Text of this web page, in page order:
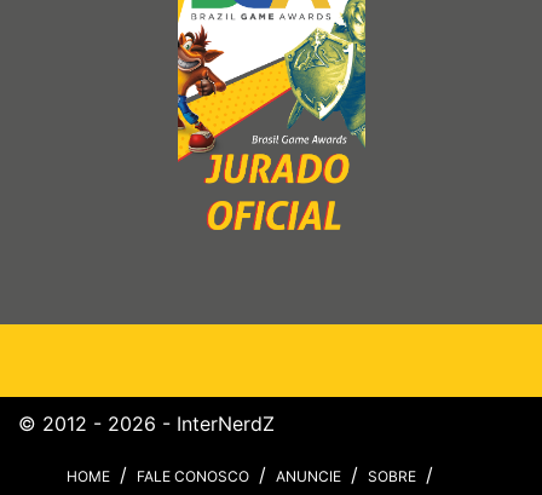
© 2012 - 2026 - InterNerdZ
HOME FALE CONOSCO ANUNCIE SOBRE